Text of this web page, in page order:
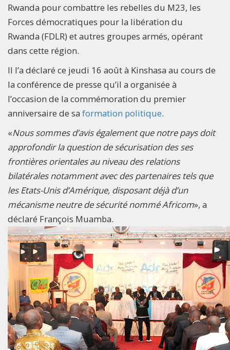
Rwanda pour combattre les rebelles du M23, les
Forces démocratiques pour la libération du
Rwanda (FDLR) et autres groupes armés, opérant
dans cette région.
Il l’a déclaré ce jeudi 16 août à Kinshasa au cours de
la conférence de presse qu’il a organisée à
l’occasion de la commémoration du premier
anniversaire de sa formation politique.
«Nous sommes d’avis également que notre pays doit
approfondir la question de sécurisation des ses
frontières orientales au niveau des relations
bilatérales notamment avec des partenaires tels que
les Etats-Unis d’Amérique, disposant déjà d’un
mécanisme neutre de sécurité nommé Africom», a
déclaré François Muamba.